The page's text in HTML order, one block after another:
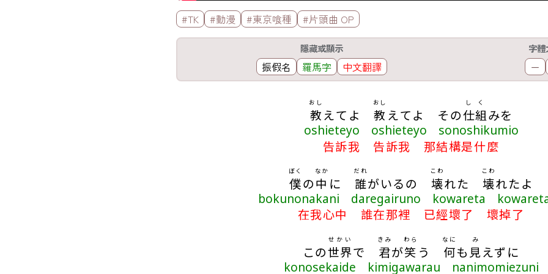
標籤欄
#TK #動漫 #東京喰種 #片頭曲 OP
隱藏或顯示
振假名 羅馬字 中文翻譯
字
－
教
おし
えてよ 教
おし
えてよ その仕組
しく
みを
oshieteyo oshieteyo sonoshikumio
告訴我 告訴我 那結構是什麼
僕
ぼく
の中
なか
に 誰
だれ
がいるの 壊
こわ
れた 壊
こわ
れたよ
bokunonakani daregairuno kowareta
在我心中 誰在那裡 已經壞了 壞掉了
この世界
せかい
で 君
きみ
が笑
わら
う 何
なに
も見
み
えずに
konosekaide kimigawarau nanimomiezuni